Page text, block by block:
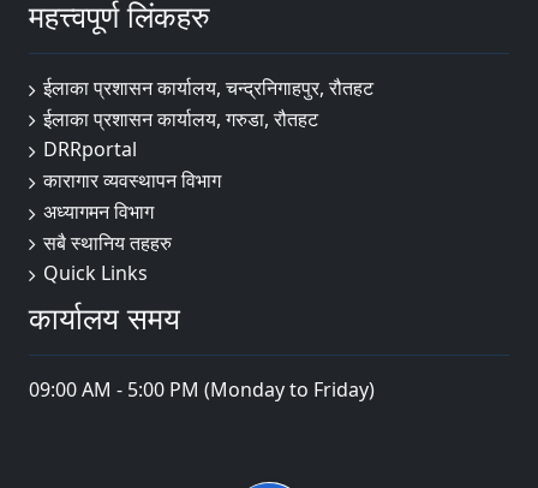
महत्त्वपूर्ण लिंकहरु
ईलाका प्रशासन कार्यालय, चन्द्रनिगाहपुर, रौतहट
ईलाका प्रशासन कार्यालय, गरुडा, रौतहट
DRRportal
कारागार व्यवस्थापन विभाग
अध्यागमन विभाग
सबै स्थानिय तहहरु
Quick Links
कार्यालय समय
09:00 AM - 5:00 PM (Monday to Friday)